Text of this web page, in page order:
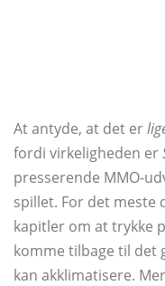
At antyde, at det er
fordi virkeligheden er
presserende MMO-
spillet. For det meste
kapitler om at trykke
komme tilbage til det
kan akklimatisere.